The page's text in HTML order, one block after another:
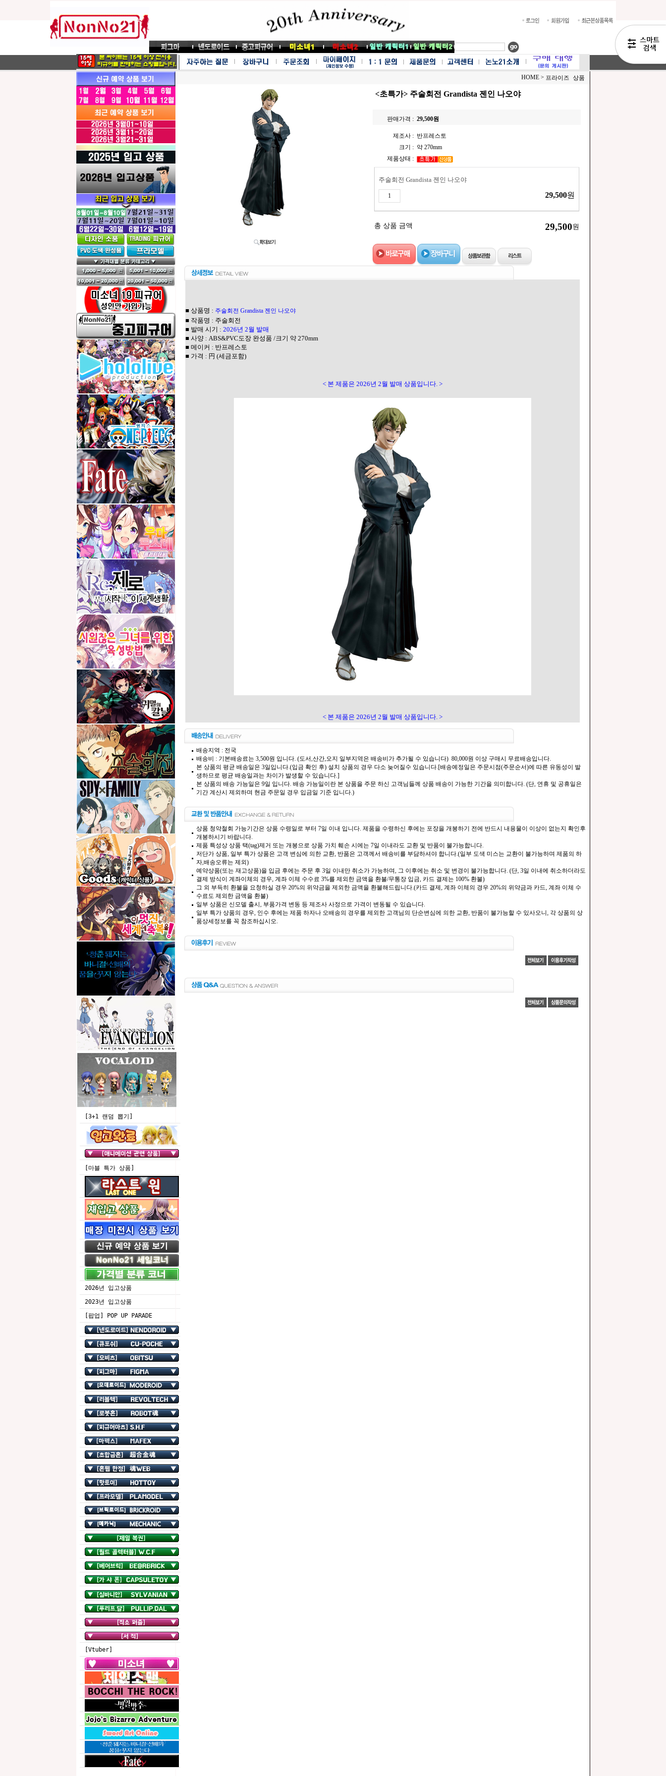
[3+1 랜덤 뽑기]
[마블 특가 상품]
2026년 입고상품
2023년 입고상품
[팝업] POP UP PARADE
[Vtuber]
HOME > 프라이즈 상품
<초특가> 주술회전 Grandista 젠인 나오야
판매가격 : 29,500원
제조사 : 반프레스토
크기 : 약 270mm
제품상태 :
주술회전 Grandista 젠인 나오야
29,500원
총 상품 금액 29,500원
■ 상품명 : 주술회전 Grandista 젠인 나오야
■ 작품명 : 주술회전
■ 발매 시기 : 2026년 2월 발매
■ 사양 : ABS&PVC도장 완성품 /크기 약 270mm
■ 메이커 : 반프레스토
■ 가격 : 円 (세금포함)
< 본 제품은 2026년 2월 발매 상품입니다. >
< 본 제품은 2026년 2월 발매 상품입니다. >
배송지역 : 전국
배송비 : 기본배송료는 3,500원 입니다. (도서,산간,오지 일부지역은 배송비가 추가될 수 있습니다) 80,000원 이상 구매시 무료배송입니다.
본 상품의 평균 배송일은 3일입니다.(입금 확인 후) 설치 상품의 경우 다소 늦어질수 있습니다.[배송예정일은 주문시점(주문순서)에 따른 유동성이 발
생하므로 평균 배송일과는 차이가 발생할 수 있습니다.]
본 상품의 배송 가능일은 9일 입니다. 배송 가능일이란 본 상품을 주문 하신 고객님들께 상품 배송이 가능한 기간을 의미합니다. (단, 연휴 및 공휴일은
기간 계산시 제외하며 현금 주문일 경우 입금일 기준 입니다.)
상품 청약철회 가능기간은 상품 수령일로 부터 7일 이내 입니다. 제품을 수령하신 후에는 포장을 개봉하기 전에 반드시 내용물이 이상이 없는지 확인후
개봉하시기 바랍니다.
제품 특성상 상품 택(tag)제거 또는 개봉으로 상품 가치 훼손 시에는 7일 이내라도 교환 및 반품이 불가능합니다.
저단가 상품, 일부 특가 상품은 고객 변심에 의한 교환, 반품은 고객께서 배송비를 부담하셔야 합니다.(일부 도색 미스는 교환이 불가능하며 제품의 하
자,배송오류는 제외)
예약상품(또는 재고상품)을 입금 후에는 주문 후 3일 이내만 취소가 가능하며, 그 이후에는 취소 및 변경이 불가능합니다. (단, 3일 이내에 취소하더라도
결제 방식이 계좌이체의 경우, 계좌 이체 수수료 3%를 제외한 금액을 환불/무통장 입금, 카드 결제는 100% 환불)
그 외 부득히 환불을 요청하실 경우 20%의 위약금을 제외한 금액을 환불해드립니다.(카드 결제, 계좌 이체의 경우 20%의 위약금과 카드, 계좌 이체 수
수료도 제외한 금액을 환불)
일부 상품은 신모델 출시, 부품가격 변동 등 제조사 사정으로 가격이 변동될 수 있습니다.
일부 특가 상품의 경우, 인수 후에는 제품 하자나 오배송의 경우를 제외한 고객님의 단순변심에 의한 교환, 반품이 불가능할 수 있사오니, 각 상품의 상
품상세정보를 꼭 참조하십시오.